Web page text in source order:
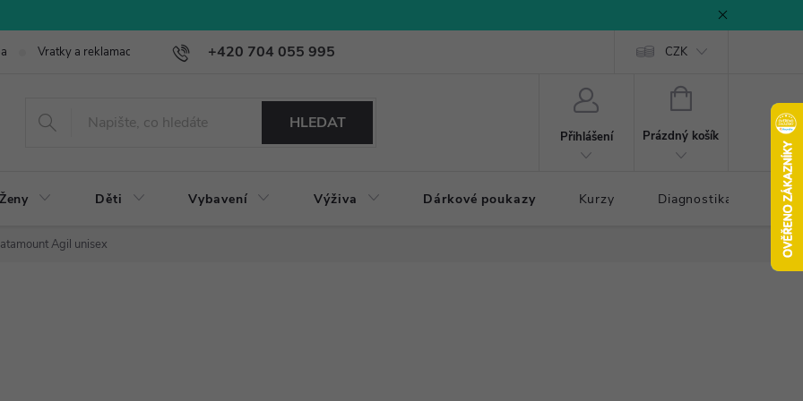
+420 704 055 995
Vratky a reklamace CZK
HLEDAT
Přihlášení
NÁKUPNÍ
Prázdný košík
Ženy Děti Vybavení Výživa Dárkové poukazy Kurzy Diagnostika došlapu
Agil unisex